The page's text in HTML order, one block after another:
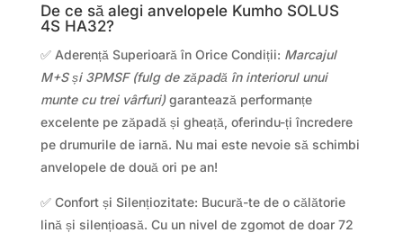
De ce să alegi anvelopele Kumho SOLUS
4S HA32?
✅ Aderență Superioară în Orice Condiții: Marcajul
M+S și 3PMSF (fulg de zăpadă în interiorul unui
munte cu trei vârfuri)garantează performanțe
excelente pe zăpadă și gheață, oferindu-ți încredere
pe drumurile de iarnă. Nu mai este nevoie să schimbi
anvelopele de două ori pe an!
✅ Confort și Silențiozitate: Bucură-te de o călătorie
lină și silențioasă. Cu un nivel de zgomot de doar 72